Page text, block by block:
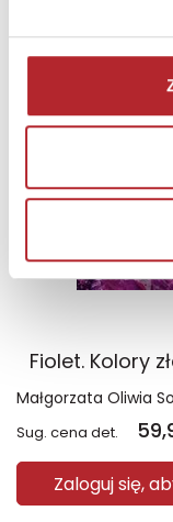
Fiolet. Kolory
Małgorzata Oliwia
Sug. cena det.
Zaloguj się,